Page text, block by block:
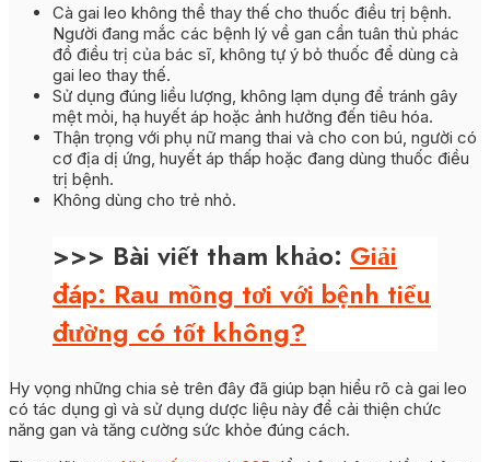
Cà gai leo không thể thay thế cho thuốc điều trị bệnh.
Người đang mắc các bệnh lý về gan cần tuân thủ phác
đồ điều trị của bác sĩ, không tự ý bỏ thuốc để dùng cà
gai leo thay thế.
Sử dụng đúng liều lượng, không lạm dụng để tránh gây
mệt mỏi, hạ huyết áp hoặc ảnh hưởng đến tiêu hóa.
Thận trọng với phụ nữ mang thai và cho con bú, người có
cơ địa dị ứng, huyết áp thấp hoặc đang dùng thuốc điều
trị bệnh.
Không dùng cho trẻ nhỏ.
>>> Bài viết tham khảo: Giải
đáp: Rau mồng tơi với bệnh tiểu
đường có tốt không?
Hy vọng những chia sẻ trên đây đã giúp bạn hiểu rõ cà gai leo
có tác dụng gì và sử dụng dược liệu này để cải thiện chức
năng gan và tăng cường sức khỏe đúng cách.